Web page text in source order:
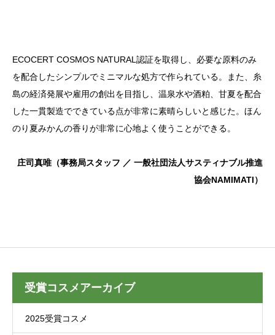
ECOCERT COSMOS NATURAL認証を取得し、必要な原料のみ
を配合したシンプルでミニマルな処方で作られている。また、糸
島の経済発展や雇用の創出を目指し、温泉水や酒粕、甘夏を配合
した一貫製造でできている点が非常に素晴らしいと感じた。ほん
のり夏みかんの香りが非常に心地よく使うことができる。
庄司真唯（事務局スタッフ ／ 一般社団法人サスティナブル推進
協会NAMIMATI）
受賞コスメアーカイブ
2025受賞コスメ